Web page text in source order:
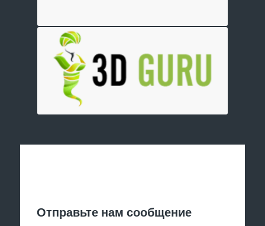
Отправьте нам сообщение